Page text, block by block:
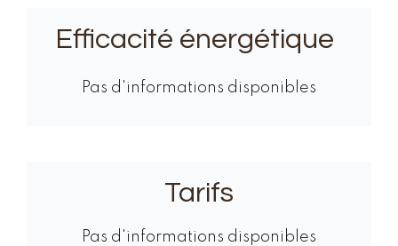
Efficacité énergétique
Pas d'informations disponibles
Tarifs
Pas d'informations disponibles